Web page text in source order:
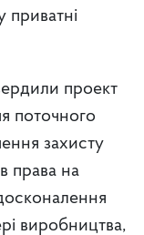
приватні
проект
поточного
захисту
права на
виробництва,